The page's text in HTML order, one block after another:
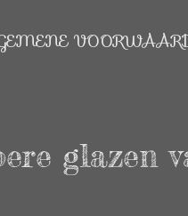
glazen